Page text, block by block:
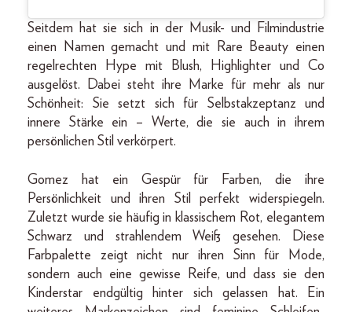
Seitdem hat sie sich in der Musik- und Filmindustrie
einen Namen gemacht und mit Rare Beauty einen
regelrechten Hype mit Blush, Highlighter und Co
ausgelöst. Dabei steht ihre Marke für mehr als nur
Schönheit: Sie setzt sich für Selbstakzeptanz und
innere Stärke ein – Werte, die sie auch in ihrem
persönlichen Stil verkörpert.
Gomez hat ein Gespür für Farben, die ihre
Persönlichkeit und ihren Stil perfekt widerspiegeln.
Zuletzt wurde sie häufig in klassischem Rot, elegantem
Schwarz und strahlendem Weiß gesehen. Diese
Farbpalette zeigt nicht nur ihren Sinn für Mode,
sondern auch eine gewisse Reife, und dass sie den
Kinderstar endgültig hinter sich gelassen hat. Ein